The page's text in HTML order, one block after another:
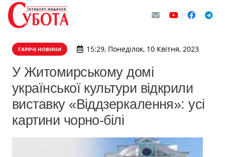
ГАРЯЧІ НОВИНИ 15:29, Понеділок, 10 Квітня, 2023
У Житомирському домі
української культури відкрили
виставку «Віддзеркалення»: усі
картини чорно-білі